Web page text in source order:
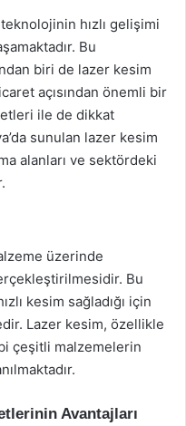
hızlı gelişimi
Bu
biri de lazer kesim
açısından önemli bir
ile de dikkat
sunulan lazer kesim
alanları ve sektördeki
üzerinde
Bu
kesim sağladığı için
Lazer kesim, özellikle
çeşitli malzemelerin
Avantajları